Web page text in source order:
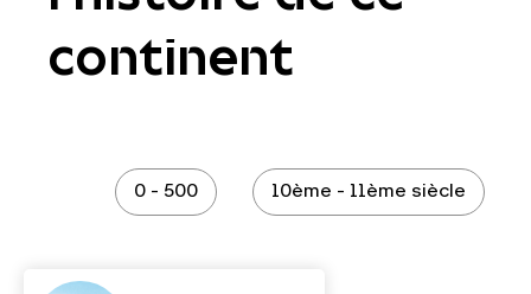
continent
0 - 500 10ème - 11ème siècle